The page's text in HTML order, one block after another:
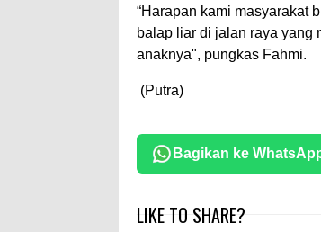
“Harapan kami masyarakat
balap liar di jalan raya yang
anaknya", pungkas Fahmi.
(Putra)
Bagikan ke
LIKE TO SHARE?